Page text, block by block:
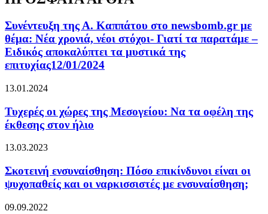
Συνέντευξη της Α. Καππάτου στο newsbomb.gr με
θέμα: Νέα χρονιά, νέοι στόχοι- Γιατί τα παρατάμε –
Ειδικός αποκαλύπτει τα μυστικά της
επιτυχίας12/01/2024
13.01.2024
Τυχερές οι χώρες της Μεσογείου: Να τα οφέλη της
έκθεσης στον ήλιο
13.03.2023
Σκοτεινή ενσυναίσθηση: Πόσο επικίνδυνοι είναι οι
ψυχοπαθείς και οι ναρκισσιστές με ενσυναίσθηση;
09.09.2022